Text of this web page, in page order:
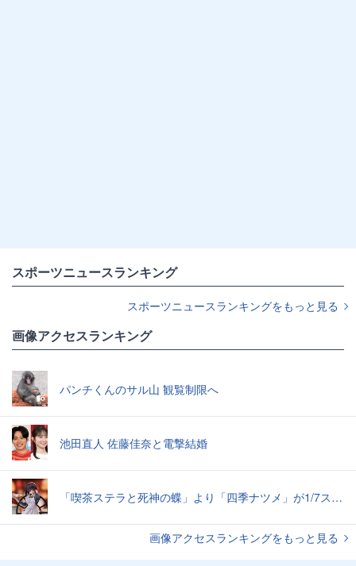
スポーツニュースランキング
スポーツニュースランキングをもっと見る
画像アクセスランキング
パンチくんのサル山 観覧制限へ
池田直人 佐藤佳奈と電撃結婚
「喫茶ステラと死神の蝶」より「四季ナツメ」が1/7スケールフィギュアに。2025年5月発売予定
画像アクセスランキングをもっと見る